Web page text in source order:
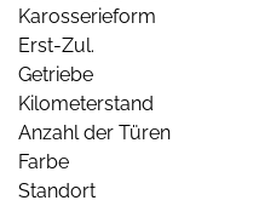
Karosserieform
Erst-Zul.
Getriebe
Kilometerstand
Anzahl der Türen
Farbe
Standort